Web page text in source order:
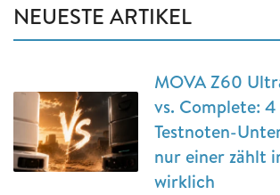
NEUESTE ARTIKEL
MOVA Z60
vs. Complete:
Testnoten-
nur einer zählt
wirklich